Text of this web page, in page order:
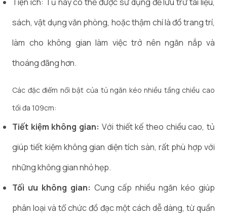
sách, vật dụng văn phòng, hoặc thậm chí là đồ trang trí,
làm cho không gian làm việc trở nên ngăn nắp và
thoáng đãng hơn.
Các đặc điểm nổi bật của tủ ngăn kéo nhiều tầng chiều cao
tối đa 109cm:
Tiết kiệm không gian: Với thiết kế theo chiều cao, tủ
giúp tiết kiệm không gian diện tích sàn, rất phù hợp với
những không gian nhỏ hẹp.
Tối ưu không gian: Cung cấp nhiều ngăn kéo giúp
phân loại và tổ chức đồ đạc một cách dễ dàng, từ quần